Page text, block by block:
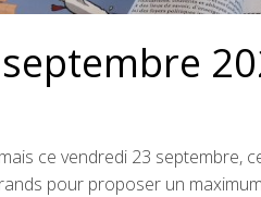
ce vendredi 23 septembre,
pour proposer un